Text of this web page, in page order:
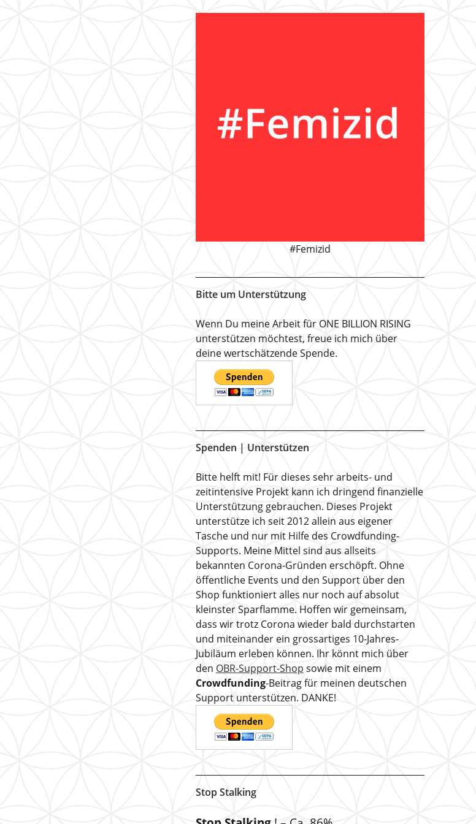
#Femizid
Bitte um Unterstützung
Wenn Du meine Arbeit für ONE BILLION RISING
unterstützen möchtest, freue ich mich über
deine wertschätzende Spende.
Spenden | Unterstützen
Bitte helft mit! Für dieses sehr arbeits- und
zeitintensive Projekt kann ich dringend finanzielle
Unterstützung gebrauchen. Dieses Projekt
unterstütze ich seit 2012 allein aus eigener
Tasche und nur mit Hilfe des Crowdfunding-
Supports. Meine Mittel sind aus allseits
bekannten Corona-Gründen erschöpft. Ohne
öffentliche Events und den Support über den
Shop funktioniert alles nur noch auf absolut
kleinster Sparflamme. Hoffen wir gemeinsam,
dass wir trotz Corona wieder bald durchstarten
und miteinander ein grossartiges 10-Jahres-
Jubiläum erleben können. Ihr könnt mich über
den OBR-Support-Shop sowie mit einem
Crowdfunding-Beitrag für meinen deutschen
Support unterstützen. DANKE!
Stop Stalking